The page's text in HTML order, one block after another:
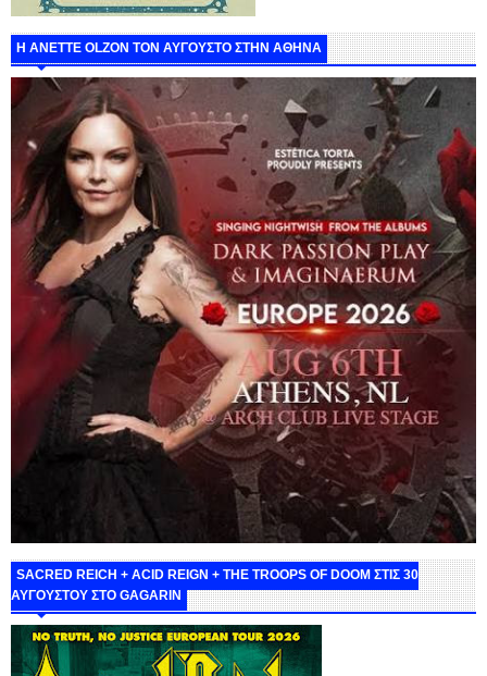
Η ANETTE OLZON ΤΟΝ ΑΥΓΟΥΣΤΟ ΣΤΗΝ ΑΘΗΝΑ
SACRED REICH + ACID REIGN + THE TROOPS OF DOOM ΣΤΙΣ 30
ΑΥΓΟΥΣΤΟΥ ΣΤΟ GAGARIN